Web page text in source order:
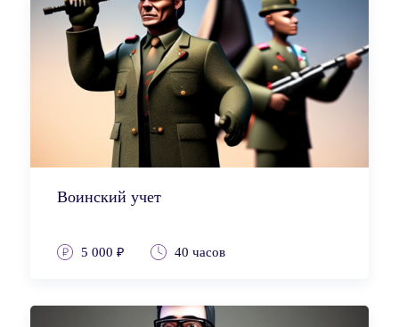
Воинский учет
5 000 ₽ 40 часов